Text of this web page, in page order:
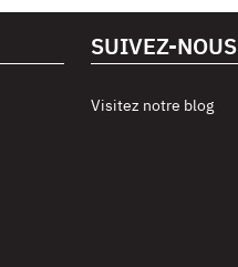
SUIVEZ-NOUS
Visitez notre blog